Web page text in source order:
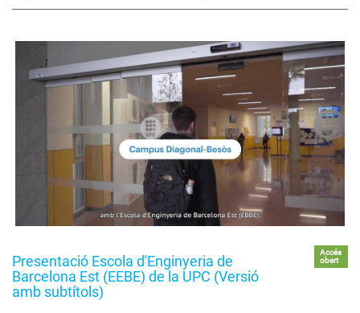
Presentació Escola d'Enginyeria de
Barcelona Est (EEBE) de la UPC (Versió
amb subtítols)
Accés
obert